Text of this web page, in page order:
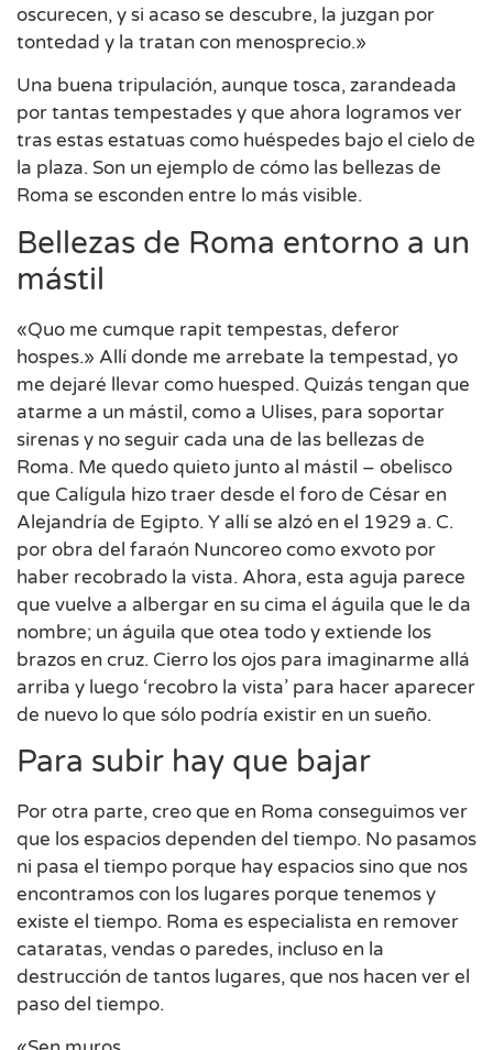
oscurecen, y si acaso se descubre, la juzgan por
tontedad y la tratan con menosprecio.»
Una buena tripulación, aunque tosca, zarandeada
por tantas tempestades y que ahora logramos ver
tras estas estatuas como huéspedes bajo el cielo de
la plaza. Son un ejemplo de cómo las bellezas de
Roma se esconden entre lo más visible.
Bellezas de Roma entorno a un
mástil
«Quo me cumque rapit tempestas, deferor
hospes.» Allí donde me arrebate la tempestad, yo
me dejaré llevar como huesped. Quizás tengan que
atarme a un mástil, como a Ulises, para soportar
sirenas y no seguir cada una de las bellezas de
Roma. Me quedo quieto junto al mástil – obelisco
que Calígula hizo traer desde el foro de César en
Alejandría de Egipto. Y allí se alzó en el 1929 a. C.
por obra del faraón Nuncoreo como exvoto por
haber recobrado la vista. Ahora, esta aguja parece
que vuelve a albergar en su cima el águila que le da
nombre; un águila que otea todo y extiende los
brazos en cruz. Cierro los ojos para imaginarme allá
arriba y luego ‘recobro la vista’ para hacer aparecer
de nuevo lo que sólo podría existir en un sueño.
Para subir hay que bajar
Por otra parte, creo que en Roma conseguimos ver
que los espacios dependen del tiempo. No pasamos
ni pasa el tiempo porque hay espacios sino que nos
encontramos con los lugares porque tenemos y
existe el tiempo. Roma es especialista en remover
cataratas, vendas o paredes, incluso en la
destrucción de tantos lugares, que nos hacen ver el
paso del tiempo.